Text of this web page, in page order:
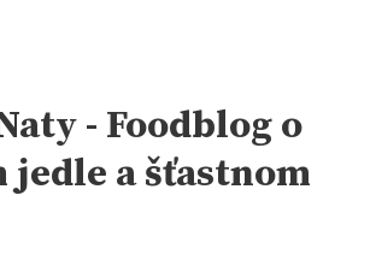
- Foodblog o
jedle a šťastnom